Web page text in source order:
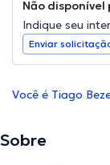
Não
Indique seu
Enviar
Você é Tiago
Sobre